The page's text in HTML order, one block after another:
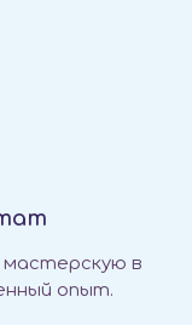
мастерскую в
опыт.